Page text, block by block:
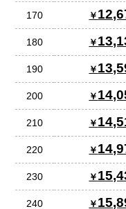
170
180
190
200
210
220
230
240